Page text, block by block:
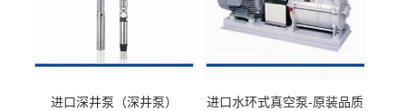
进口深井泵（深井泵）
进口水环式真空泵-原装品质